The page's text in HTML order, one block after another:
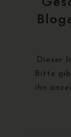
Dieser
Bitte
ihn